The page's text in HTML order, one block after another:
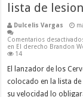
lista de
Dulcelis Vargas
Comentarios
en El derecho Brandon
14
El lanzador de los
colocado en la lista de
su velocidad lo